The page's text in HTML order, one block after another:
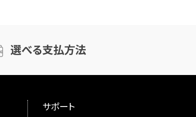
選べる支払方法
サポート